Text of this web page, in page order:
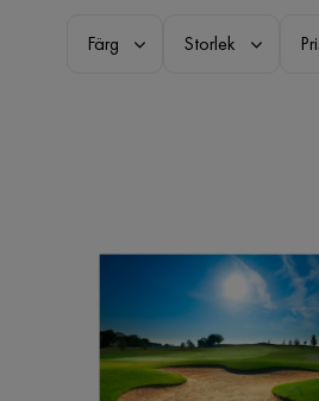
Färg Storlek